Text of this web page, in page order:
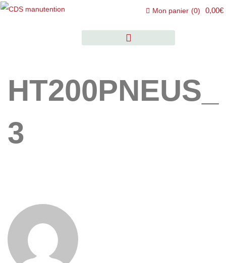
Mon panier (0) 0,00€
HT200PNEUS_
3